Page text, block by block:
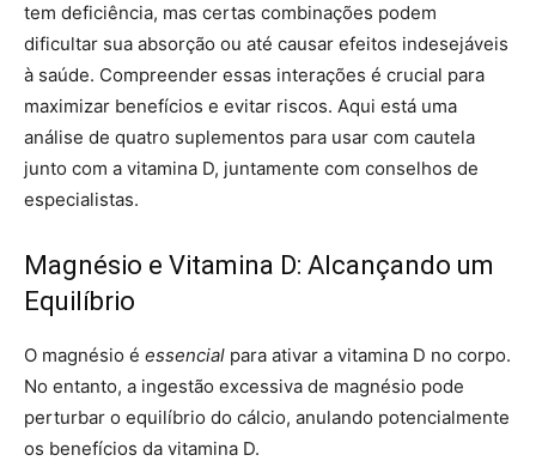
tem deficiência, mas certas combinações podem
dificultar sua absorção ou até causar efeitos indesejáveis
à saúde. Compreender essas interações é crucial para
maximizar benefícios e evitar riscos. Aqui está uma
análise de quatro suplementos para usar com cautela
junto com a vitamina D, juntamente com conselhos de
especialistas.
Magnésio e Vitamina D: Alcançando um
Equilíbrio
O magnésio é essencial para ativar a vitamina D no corpo.
No entanto, a ingestão excessiva de magnésio pode
perturbar o equilíbrio do cálcio, anulando potencialmente
os benefícios da vitamina D.